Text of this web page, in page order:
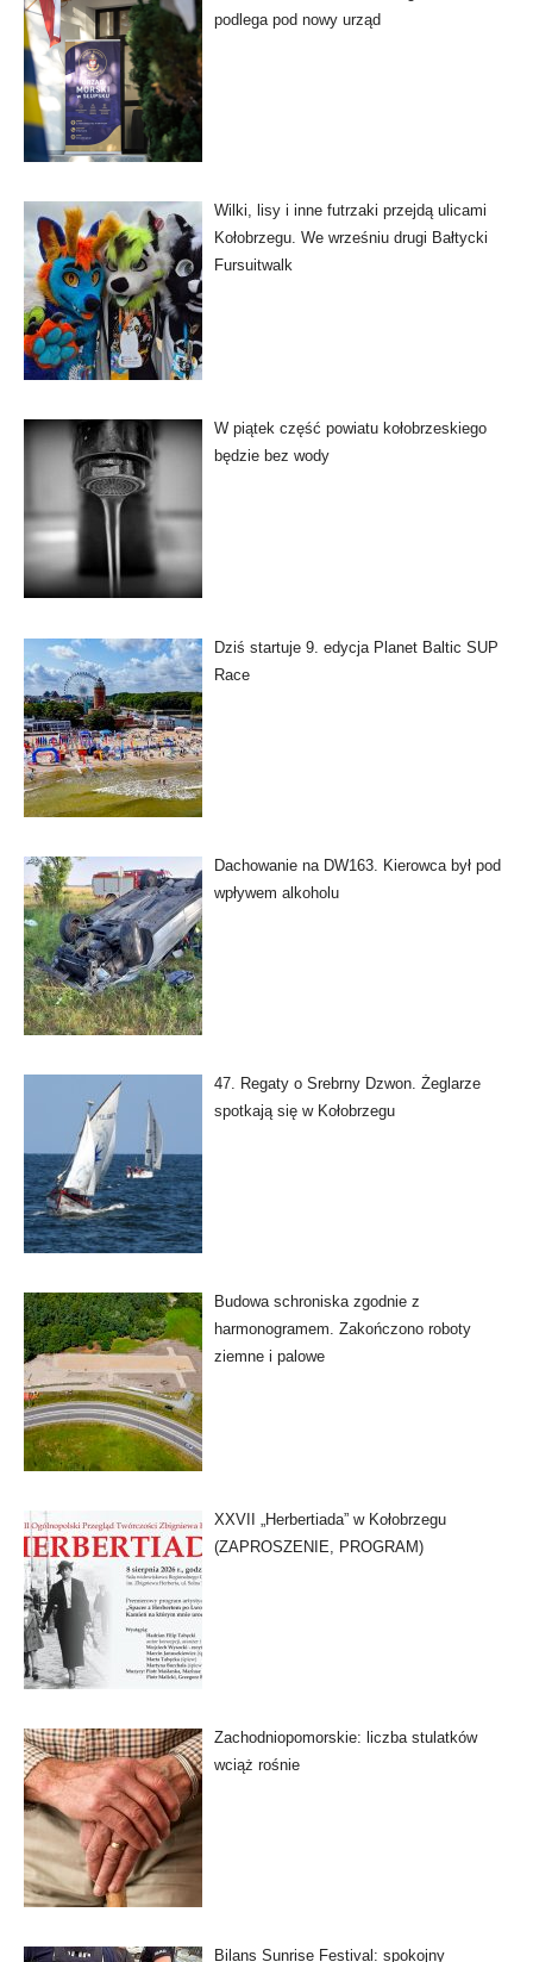
podlega pod nowy urząd
Wilki, lisy i inne futrzaki przejdą ulicami
Kołobrzegu. We wrześniu drugi Bałtycki
Fursuitwalk
W piątek część powiatu kołobrzeskiego
będzie bez wody
Dziś startuje 9. edycja Planet Baltic SUP
Race
Dachowanie na DW163. Kierowca był pod
wpływem alkoholu
47. Regaty o Srebrny Dzwon. Żeglarze
spotkają się w Kołobrzegu
Budowa schroniska zgodnie z
harmonogramem. Zakończono roboty
ziemne i palowe
XXVII „Herbertiada” w Kołobrzegu
(ZAPROSZENIE, PROGRAM)
Zachodniopomorskie: liczba stulatków
wciąż rośnie
Bilans Sunrise Festival: spokojny